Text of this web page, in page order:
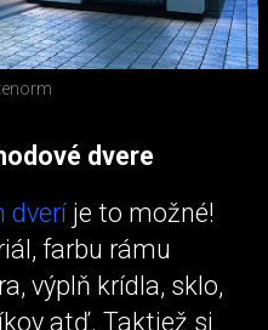
dvere
dverí je to možné!
farbu rámu
výplň krídla, sklo,
atď. Taktiež si